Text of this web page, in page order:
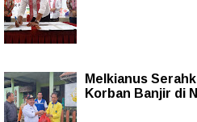
Melkianus
Korban Banjir di